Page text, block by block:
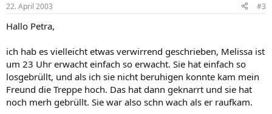
22. April 2003 #3
Hallo Petra,
ich hab es vielleicht etwas verwirrend geschrieben, Melissa ist
um 23 Uhr erwacht einfach so erwacht. Sie hat einfach so
losgebrüllt, und als ich sie nicht beruhigen konnte kam mein
Freund die Treppe hoch. Das hat dann geknarrt und sie hat
noch merh gebrüllt. Sie war also schn wach als er raufkam.